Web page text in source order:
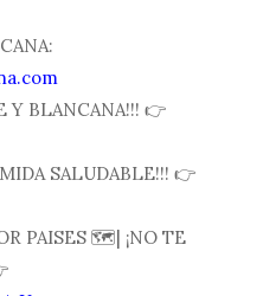
Y BLANCANA!!! 👉
SALUDABLE!!! 👉
PAISES 🗺| ¡NO TE